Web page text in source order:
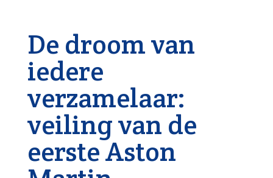
De droom van
iedere
verzamelaar:
veiling van de
eerste Aston